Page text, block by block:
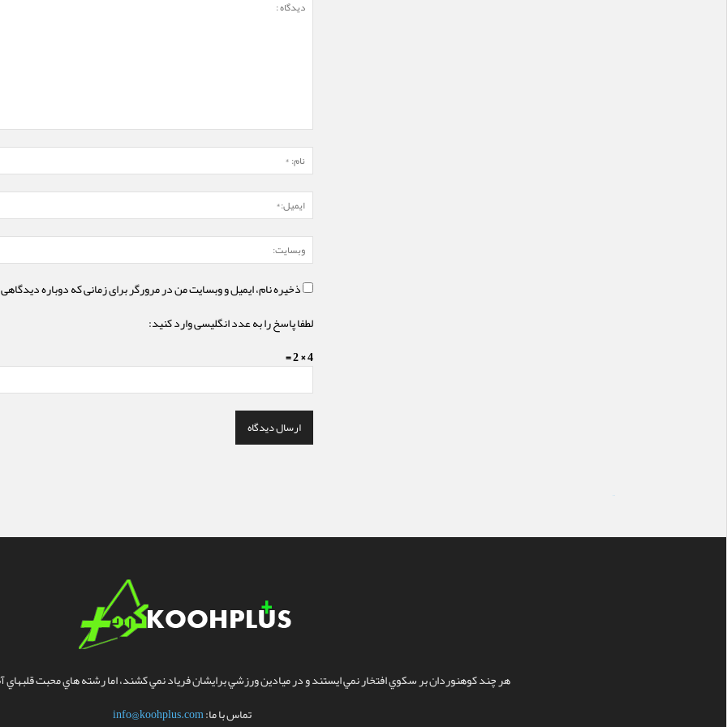
ذخیره نام، ایمیل و وبسایت من در مرورگر برای زمانی که دوباره
لطفا پاسخ را به عدد انگلیسی وارد کنید:
4 × 2 =
سایت ساز
هر چند کوهنوردان بر سکوي افتخار نمي ايستند و در ميادين ورزشي برايشان فرياد نمي کشند، اما رشته هاي محبت قلبهاي
تماس با ما:info@koohplus.com